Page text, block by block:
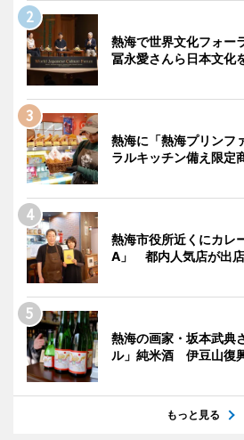
熱海で世界文化フォ
冨永愛さんら日本文化
熱海に「熱海プリン
ラルキッチン備え限定
熱海市役所近くにカレ
A」 都内人気店が出店
熱海の画家・坂本武典
ル」純米酒 伊豆山復
もっと見る